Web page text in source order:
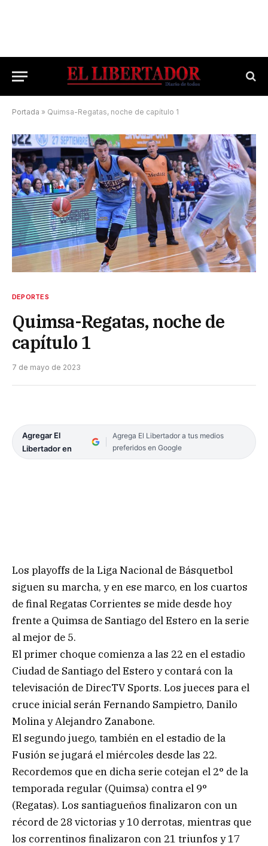
Portada » Quimsa-Regatas, noche de capítulo 1
DEPORTES
Quimsa-Regatas, noche de
capítulo 1
7 de mayo de 2023
Agregar El
Libertador en
Agrega El Libertador a tus medios
preferidos en Google
Los playoffs de la Liga Nacional de Básquetbol
siguen su marcha, y en ese marco, en los cuartos
de final Regatas Corrientes se mide desde hoy
frente a Quimsa de Santiago del Estero en la serie
al mejor de 5.
El primer choque comienza a las 22 en el estadio
Ciudad de Santiago del Estero y contará con la
televisación de DirecTV Sports. Los jueces para el
cruce inicial serán Fernando Sampietro, Danilo
Molina y Alejandro Zanabone.
El segundo juego, también en el estadio de la
Fusión se jugará el miércoles desde las 22.
Recordemos que en dicha serie cotejan el 2° de la
temporada regular (Quimsa) contra el 9°
(Regatas). Los santiagueños finalizaron con un
récord de 28 victorias y 10 derrotas, mientras que
los correntinos finalizaron con 21 triunfos y 17